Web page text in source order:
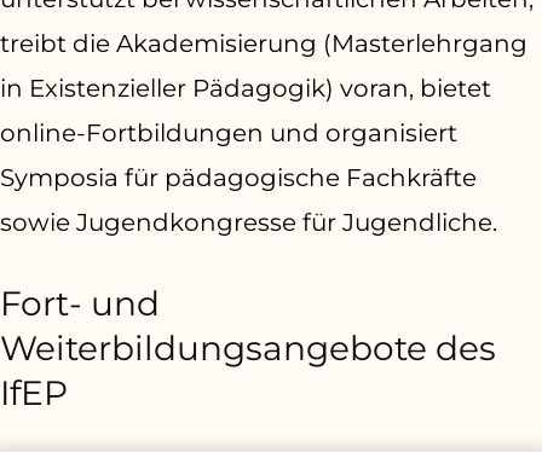
treibt die Akademisierung (Masterlehrgang
in Existenzieller Pädagogik) voran, bietet
online-Fortbildungen und organisiert
Symposia für pädagogische Fachkräfte
sowie Jugendkongresse für Jugendliche.
Fort- und
Weiterbildungsangebote des
IfEP